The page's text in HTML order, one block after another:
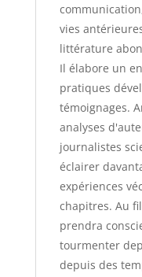
vies
littérature
Il élabore un
pratiques
témoignages.
analyses
journalistes
éclairer
expériences
chapitres. Au
prendra
tourmenter
depuis des